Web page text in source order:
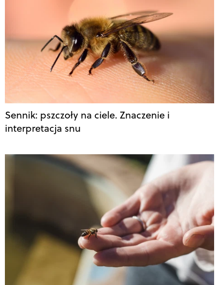
Sennik: pszczoły na ciele. Znaczenie i
interpretacja snu